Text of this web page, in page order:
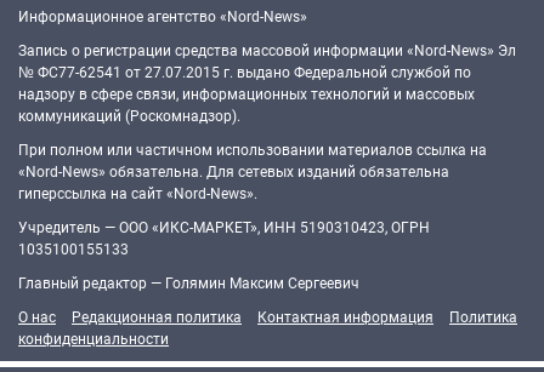
Информационное агентство «Nord-News»
Запись о регистрации средства массовой информации «Nord-News» Эл
№ ФС77-62541 от 27.07.2015 г. выдано Федеральной службой по
надзору в сфере связи, информационных технологий и массовых
коммуникаций (Роскомнадзор).
При полном или частичном использовании материалов ссылка на
«Nord-News» обязательна. Для сетевых изданий обязательна
гиперссылка на сайт «Nord-News».
Учредитель — ООО «ИКС-МАРКЕТ», ИНН 5190310423, ОГРН
1035100155133
Главный редактор — Голямин Максим Сергеевич
О нас
Редакционная политика Контактная информация
Политика
конфиденциальности